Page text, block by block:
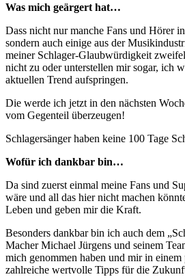
Was mich geärgert hat…
Dass nicht nur manche Fans und Hörer
sondern auch einige aus der
meiner Schlager-Glaubwürdigkeit
nicht zu oder unterstellen mir sogar, ich
aktuellen Trend aufspringen.
Die werde ich jetzt in den nächsten
vom Gegenteil überzeugen!
Schlagersänger haben keine 100 Tage
Wofür ich dankbar bin…
Da sind zuerst einmal meine Fans und
wäre und all das hier nicht machen
Leben und geben mir die Kraft.
Besonders dankbar bin ich auch dem
Macher Michael Jürgens und seinem
mich genommen haben und mir in einem
zahlreiche wertvolle Tipps für die